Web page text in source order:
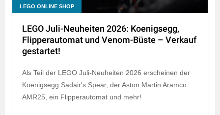
LEGO ONLINE SHOP
LEGO Juli-Neuheiten 2026: Koenigsegg,
Flipperautomat und Venom-Büste – Verkauf
gestartet!
Als Teil der LEGO Juli-Neuheiten 2026 erscheinen der
Koenigsegg Sadair's Spear, der Aston Martin Aramco
AMR25, ein Flipperautomat und mehr!